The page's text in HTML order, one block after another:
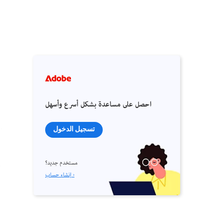
احصل على مساعدة بشكل أسرع وأسهل
تسجيل الدخول
مستخدم جديد؟
إنشاء حساب ›